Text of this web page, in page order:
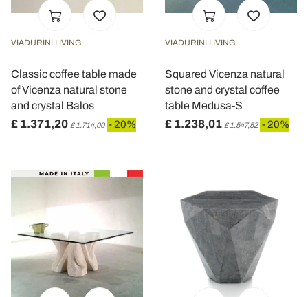
VIADURINI LIVING
Classic coffee table made
of Vicenza natural stone
and crystal Balos
£ 1.371,20 £ 1.714,00 - 20%
VIADURINI LIVING
Squared Vicenza natural
stone and crystal coffee
table Medusa-S
£ 1.238,01 £ 1.547,52 - 20%